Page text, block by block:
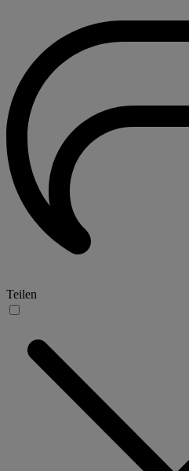
Teilen